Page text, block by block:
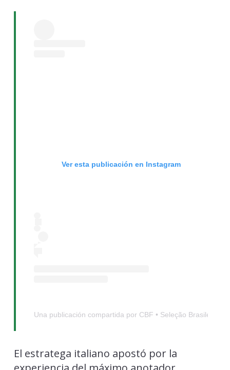
Ver esta publicación en Instagram
Una publicación compartida por CBF • Seleção Brasileira
El estratega italiano apostó por la